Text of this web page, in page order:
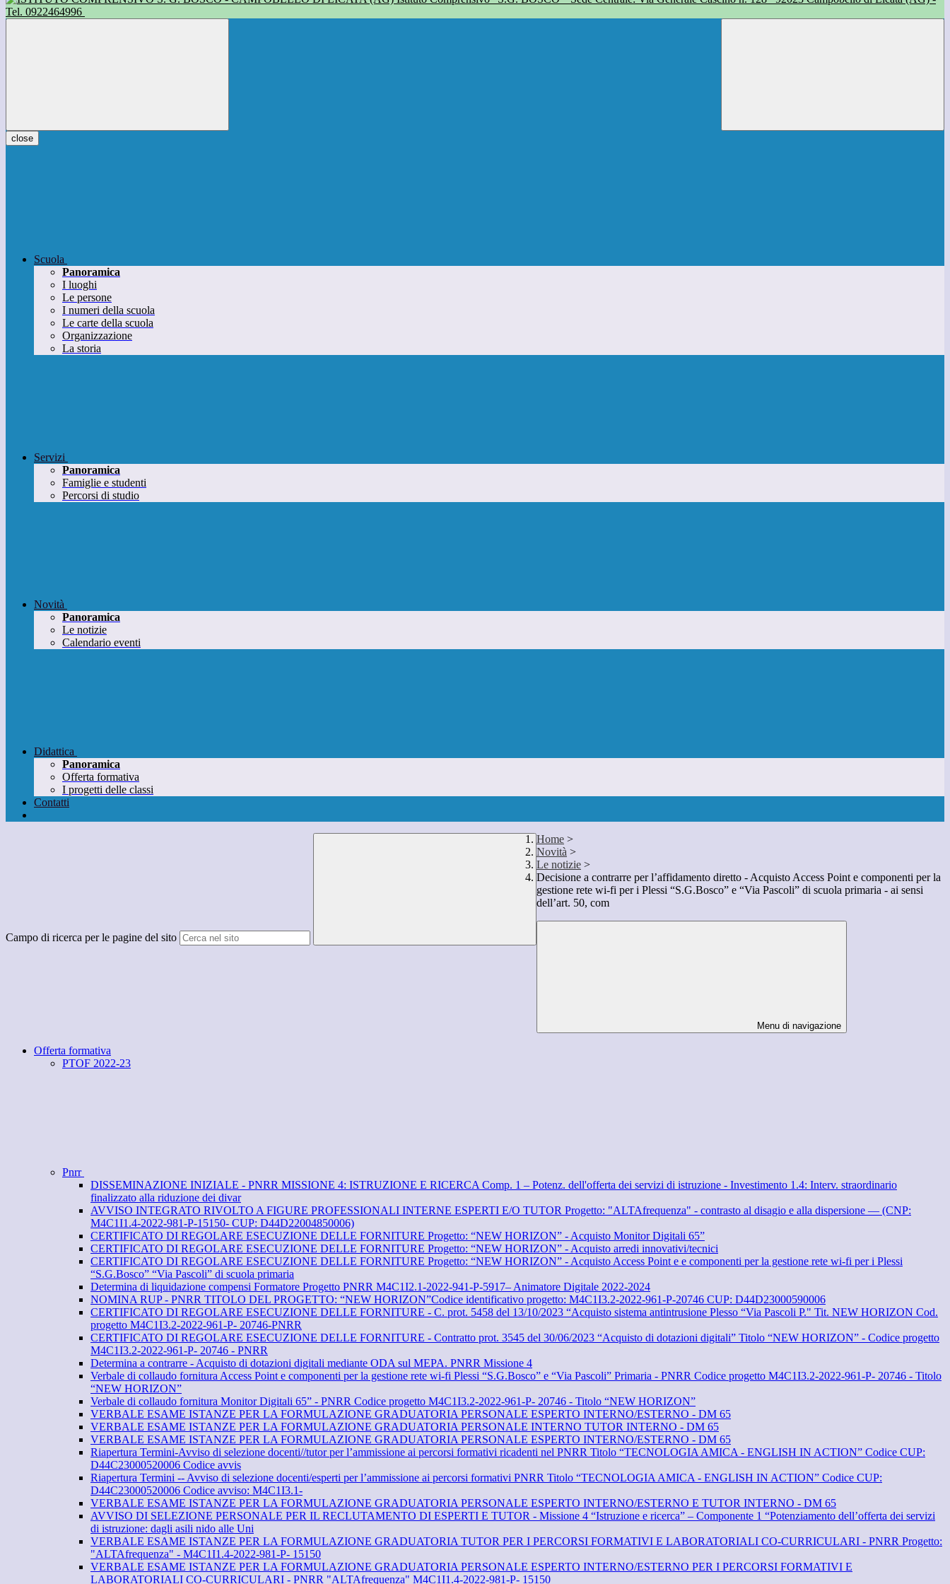
Tel. 0922464996
close
Scuola
Panoramica
I luoghi
Le persone
I numeri della scuola
Le carte della scuola
Organizzazione
La storia
Servizi
Panoramica
Famiglie e studenti
Percorsi di studio
Novità
Panoramica
Le notizie
Calendario eventi
Didattica
Panoramica
Offerta formativa
I progetti delle classi
Contatti
Campo di ricerca per le pagine del sito
Home >
Novità >
Le notizie >
Decisione a contrarre per l’affidamento diretto - Acquisto Access Point e componenti per la
gestione rete wi-fi per i Plessi “S.G.Bosco” e “Via Pascoli” di scuola primaria - ai sensi
dell’art. 50, com
Menu di navigazione
Offerta formativa
PTOF 2022-23
Pnrr
DISSEMINAZIONE INIZIALE - PNRR MISSIONE 4: ISTRUZIONE E RICERCA Comp. 1 – Potenz. dell'offerta dei servizi di istruzione - Investimento 1.4: Interv. straordinario
finalizzato alla riduzione dei divar
AVVISO INTEGRATO RIVOLTO A FIGURE PROFESSIONALI INTERNE ESPERTI E/O TUTOR Progetto: "ALTAfrequenza" - contrasto al disagio e alla dispersione — (CNP:
M4C1I1.4-2022-981-P-15150- CUP: D44D22004850006)
CERTIFICATO DI REGOLARE ESECUZIONE DELLE FORNITURE Progetto: “NEW HORIZON” - Acquisto Monitor Digitali 65”
CERTIFICATO DI REGOLARE ESECUZIONE DELLE FORNITURE Progetto: “NEW HORIZON” - Acquisto arredi innovativi/tecnici
CERTIFICATO DI REGOLARE ESECUZIONE DELLE FORNITURE Progetto: “NEW HORIZON” - Acquisto Access Point e e componenti per la gestione rete wi-fi per i Plessi
“S.G.Bosco” “Via Pascoli” di scuola primaria
Determina di liquidazione compensi Formatore Progetto PNRR M4C1I2.1-2022-941-P-5917– Animatore Digitale 2022-2024
NOMINA RUP - PNRR TITOLO DEL PROGETTO: “NEW HORIZON”Codice identificativo progetto: M4C1I3.2-2022-961-P-20746 CUP: D44D23000590006
CERTIFICATO DI REGOLARE ESECUZIONE DELLE FORNITURE - C. prot. 5458 del 13/10/2023 “Acquisto sistema antintrusione Plesso “Via Pascoli P." Tit. NEW HORIZON Cod.
progetto M4C1I3.2-2022-961-P- 20746-PNRR
CERTIFICATO DI REGOLARE ESECUZIONE DELLE FORNITURE - Contratto prot. 3545 del 30/06/2023 “Acquisto di dotazioni digitali” Titolo “NEW HORIZON” - Codice progetto
M4C1I3.2-2022-961-P- 20746 - PNRR
Determina a contrarre - Acquisto di dotazioni digitali mediante ODA sul MEPA. PNRR Missione 4
Verbale di collaudo fornitura Access Point e componenti per la gestione rete wi-fi Plessi “S.G.Bosco” e “Via Pascoli” Primaria - PNRR Codice progetto M4C1I3.2-2022-961-P- 20746 - Titolo
“NEW HORIZON”
Verbale di collaudo fornitura Monitor Digitali 65” - PNRR Codice progetto M4C1I3.2-2022-961-P- 20746 - Titolo “NEW HORIZON”
VERBALE ESAME ISTANZE PER LA FORMULAZIONE GRADUATORIA PERSONALE ESPERTO INTERNO/ESTERNO - DM 65
VERBALE ESAME ISTANZE PER LA FORMULAZIONE GRADUATORIA PERSONALE INTERNO TUTOR INTERNO - DM 65
VERBALE ESAME ISTANZE PER LA FORMULAZIONE GRADUATORIA PERSONALE ESPERTO INTERNO/ESTERNO - DM 65
Riapertura Termini-Avviso di selezione docenti//tutor per l’ammissione ai percorsi formativi ricadenti nel PNRR Titolo “TECNOLOGIA AMICA - ENGLISH IN ACTION” Codice CUP:
D44C23000520006 Codice avvis
Riapertura Termini -- Avviso di selezione docenti/esperti per l’ammissione ai percorsi formativi PNRR Titolo “TECNOLOGIA AMICA - ENGLISH IN ACTION” Codice CUP:
D44C23000520006 Codice avviso: M4C1I3.1-
VERBALE ESAME ISTANZE PER LA FORMULAZIONE GRADUATORIA PERSONALE ESPERTO INTERNO/ESTERNO E TUTOR INTERNO - DM 65
AVVISO DI SELEZIONE PERSONALE PER IL RECLUTAMENTO DI ESPERTI E TUTOR - Missione 4 “Istruzione e ricerca” – Componente 1 “Potenziamento dell’offerta dei servizi
di istruzione: dagli asili nido alle Uni
VERBALE ESAME ISTANZE PER LA FORMULAZIONE GRADUATORIA TUTOR PER I PERCORSI FORMATIVI E LABORATORIALI CO-CURRICULARI - PNRR Progetto:
"ALTAfrequenza" - M4C1I1.4-2022-981-P- 15150
VERBALE ESAME ISTANZE PER LA FORMULAZIONE GRADUATORIA PERSONALE ESPERTO INTERNO/ESTERNO PER I PERCORSI FORMATIVI E
LABORATORIALI CO-CURRICULARI - PNRR "ALTAfrequenza" M4C1I1.4-2022-981-P- 15150